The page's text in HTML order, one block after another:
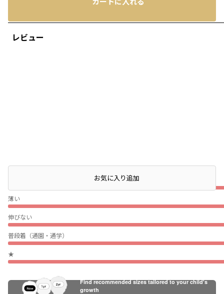
レビュー
薄い
伸びない
普段着（通園・通学）
★
絞り込み 表示：新しい順
お気に入り追加
Find recommended sizes tailored to your child's
growth